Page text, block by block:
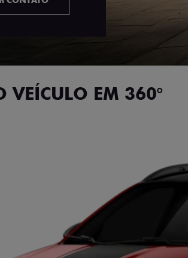
VEÍCULO EM 360°